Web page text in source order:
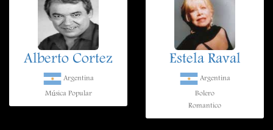
Alberto Cortez
Argentina
Música Popular
Estela Raval
Argentina
Bolero
Romantico